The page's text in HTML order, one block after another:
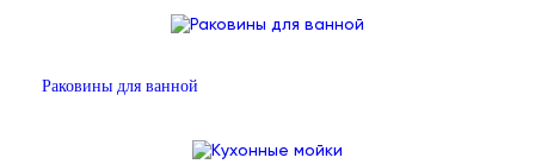
Раковины для ванной